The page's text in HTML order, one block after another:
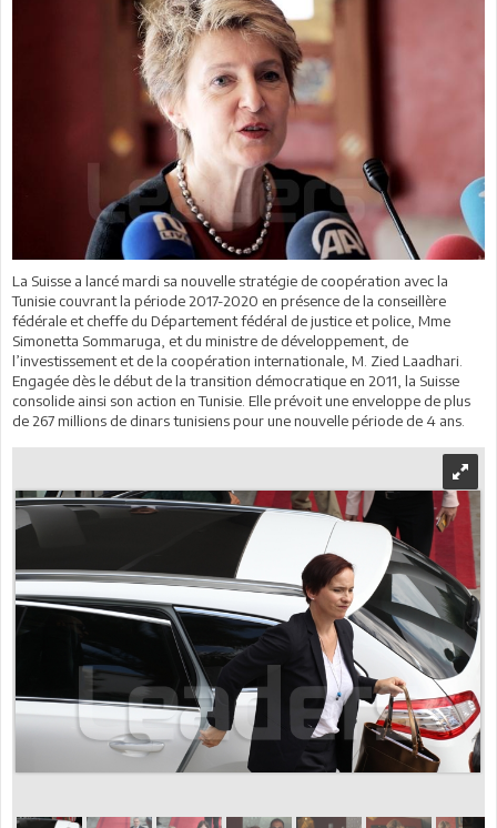
La Suisse a lancé mardi sa nouvelle stratégie de coopération avec la
Tunisie couvrant la période 2017-2020 en présence de la conseillère
fédérale et cheffe du Département fédéral de justice et police, Mme
Simonetta Sommaruga, et du ministre de développement, de
l’investissement et de la coopération internationale, M. Zied Laadhari.
Engagée dès le début de la transition démocratique en 2011, la Suisse
consolide ainsi son action en Tunisie. Elle prévoit une enveloppe de plus
de 267 millions de dinars tunisiens pour une nouvelle période de 4 ans.